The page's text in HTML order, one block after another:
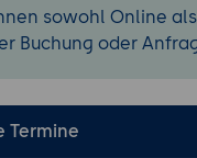
SSL/TLS-
sowohl Online
Buchung oder
Termine